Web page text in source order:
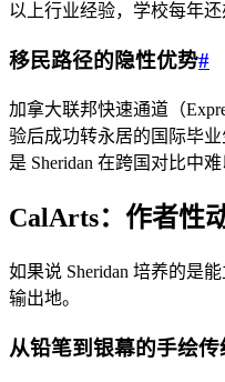
以上行业经验，学校每年
移民路径的隐性优势#
加拿大联邦快速通道（
验后成功转永居的国际毕
是 Sheridan 在跨国对比中
CalArts：作者性
如果说 Sheridan 培养的是
输出地。
从铅笔到银幕的手绘传